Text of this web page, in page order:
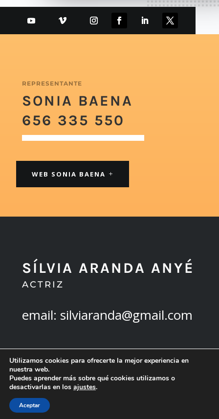
REPRESENTANTE
SONIA BAENA
656 335 550
WEB SONIA BAENA
SÍLVIA ARANDA ANYÉ
ACTRIZ
email: silviaranda@gmail.com
Utilizamos cookies para ofrecerte la mejor experiencia en
nuestra web.
Puedes aprender más sobre qué cookies utilizamos o
desactivarlas en los ajustes.
Aceptar